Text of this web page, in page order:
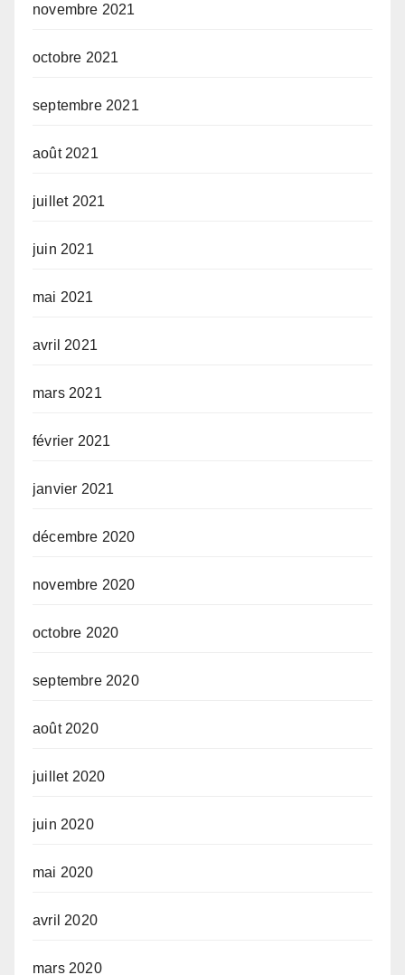
novembre 2021
octobre 2021
septembre 2021
août 2021
juillet 2021
juin 2021
mai 2021
avril 2021
mars 2021
février 2021
janvier 2021
décembre 2020
novembre 2020
octobre 2020
septembre 2020
août 2020
juillet 2020
juin 2020
mai 2020
avril 2020
mars 2020